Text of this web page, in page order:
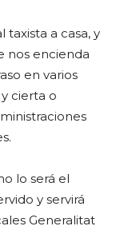
taxista a casa, y
nos encienda
en varios
cierta o
lo será el
y servirá
Generalitat